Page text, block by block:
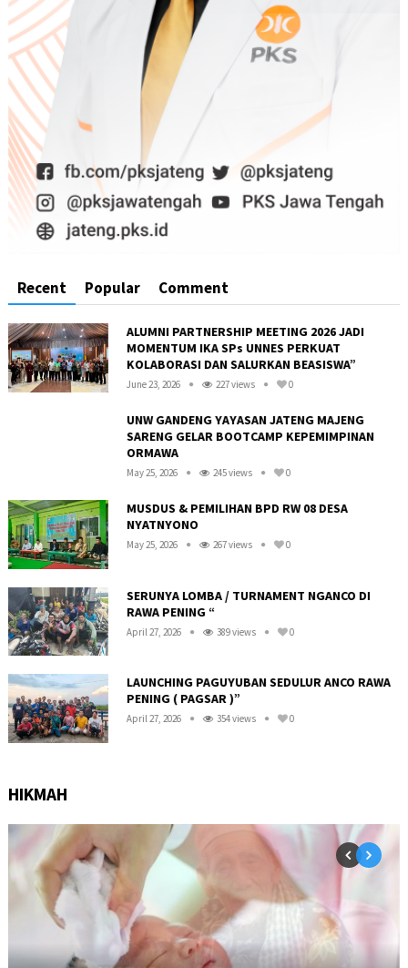
Recent Popular Comment
ALUMNI PARTNERSHIP MEETING 2026 JADI
MOMENTUM IKA SPs UNNES PERKUAT
KOLABORASI DAN SALURKAN BEASISWA”
June 23, 2026 227 views 0
UNW GANDENG YAYASAN JATENG MAJENG
SARENG GELAR BOOTCAMP KEPEMIMPINAN
ORMAWA
May 25, 2026 245 views 0
MUSDUS & PEMILIHAN BPD RW 08 DESA
NYATNYONO
May 25, 2026 267 views 0
SERUNYA LOMBA / TURNAMENT NGANCO DI
RAWA PENING “
April 27, 2026 389 views 0
LAUNCHING PAGUYUBAN SEDULUR ANCO RAWA
PENING ( PAGSAR )”
April 27, 2026 354 views 0
HIKMAH